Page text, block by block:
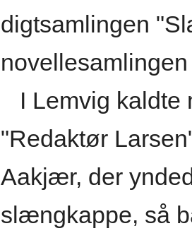
digtsamlingen
I Lemvig kaldte
"Redaktør
Aakjær, der
slængkappe, så